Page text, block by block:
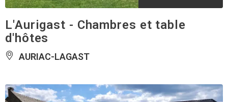
L'Aurigast - Chambres et table
d'hôtes
AURIAC-LAGAST